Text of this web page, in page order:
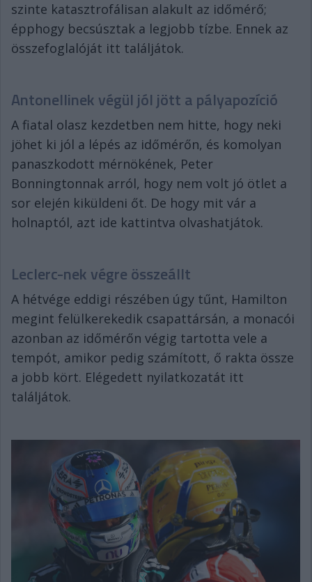
szinte katasztrofálisan alakult az időmérő;
épphogy becsúsztak a legjobb tízbe. Ennek az
összefoglalóját itt találjátok.
Antonellinek végül jól jött a pályapozíció
A fiatal olasz kezdetben nem hitte, hogy neki
jöhet ki jól a lépés az időmérőn, és komolyan
panaszkodott mérnökének, Peter
Bonningtonnak arról, hogy nem volt jó ötlet a
sor elején kiküldeni őt. De hogy mit vár a
holnaptól, azt ide kattintva olvashatjátok.
Leclerc-nek végre összeállt
A hétvége eddigi részében úgy tűnt, Hamilton
megint felülkerekedik csapattársán, a monacói
azonban az időmérőn végig tartotta vele a
tempót, amikor pedig számított, ő rakta össze
a jobb kört. Elégedett nyilatkozatát itt
találjátok.